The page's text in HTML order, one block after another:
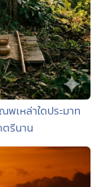
เหล่าใดประมาท
รีนาน